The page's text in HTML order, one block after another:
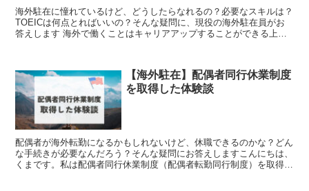
海外駐在に憧れているけど、どうしたらなれるの？必要なスキルは？
TOEICは何点とればいいの？そんな疑問に、現役の海外駐在員がお
答えします 海外で働くことはキャリアアップすることができる上
【海外駐在】配偶者同行休業制度
を取得した体験談
配偶者が海外転勤になるかもしれないけど、休職できるのかな？どん
な手続きが必要なんだろう？そんな疑問にお答えしますこんにちは、
くまです。私は配偶者同行休業制度（配偶者転勤同行制度）を取得し